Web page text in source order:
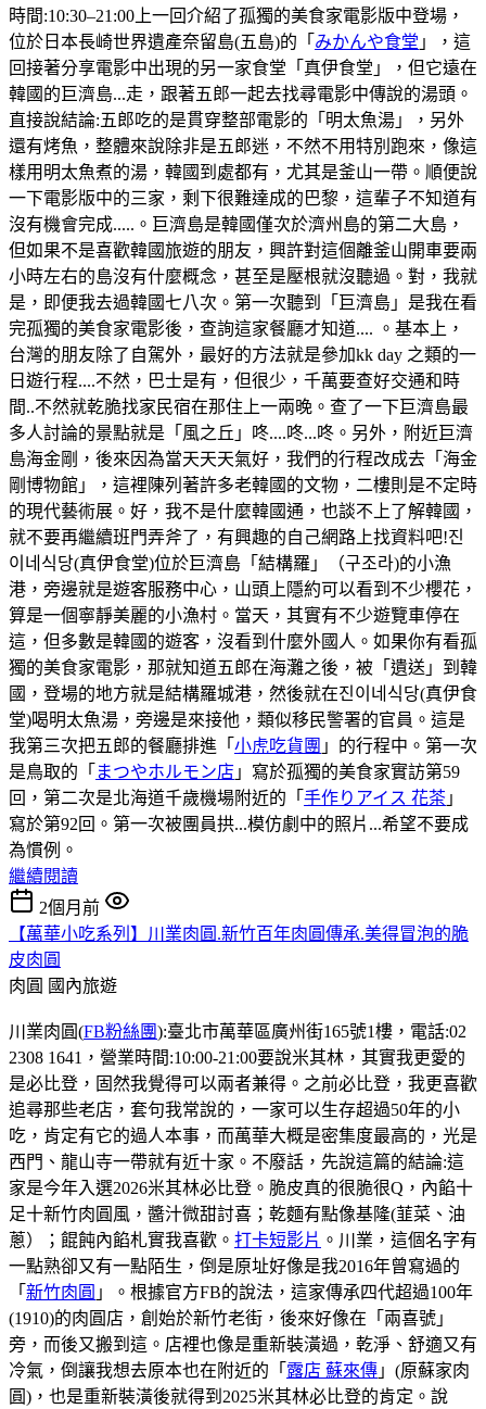
時間:10:30–21:00上一回介紹了孤獨的美食家電影版中登場，
位於日本長崎世界遺產奈留島(五島)的「 みかんや食堂 」，這
回接著分享電影中出現的另一家食堂「真伊食堂」，但它遠在
韓國的巨濟島...走，跟著五郎一起去找尋電影中傳說的湯頭。
直接說結論:五郎吃的是貫穿整部電影的「明太魚湯」，另外
還有烤魚，整體來說除非是五郎迷，不然不用特別跑來，像這
樣用明太魚煮的湯，韓國到處都有，尤其是釜山一帶。順便說
一下電影版中的三家，剩下很難達成的巴黎，這輩子不知道有
沒有機會完成.....。巨濟島是韓國僅次於濟州島的第二大島，
但如果不是喜歡韓國旅遊的朋友，興許對這個離釜山開車要兩
小時左右的島沒有什麼概念，甚至是壓根就沒聽過。對，我就
是，即便我去過韓國七八次。第一次聽到「巨濟島」是我在看
完孤獨的美食家電影後，查詢這家餐廳才知道.... 。基本上，
台灣的朋友除了自駕外，最好的方法就是參加kk day 之類的一
日遊行程....不然，巴士是有，但很少，千萬要查好交通和時
間..不然就乾脆找家民宿在那住上一兩晚。查了一下巨濟島最
多人討論的景點就是「風之丘」咚....咚...咚。另外，附近巨濟
島海金剛，後來因為當天天天氣好，我們的行程改成去「海金
剛博物館」，這裡陳列著許多老韓國的文物，二樓則是不定時
的現代藝術展。好，我不是什麼韓國通，也談不上了解韓國，
就不要再繼續班門弄斧了，有興趣的自己網路上找資料吧!진
이네식당(真伊食堂)位於巨濟島「結構羅」（구조라)的小漁
港，旁邊就是遊客服務中心，山頭上隱約可以看到不少櫻花，
算是一個寧靜美麗的小漁村。當天，其實有不少遊覽車停在
這，但多數是韓國的遊客，沒看到什麼外國人。如果你有看孤
獨的美食家電影，那就知道五郎在海灘之後，被「遺送」到韓
國，登場的地方就是結構羅城港，然後就在진이네식당(真伊食
堂)喝明太魚湯，旁邊是來接他，類似移民警署的官員。這是
我第三次把五郎的餐廳排進「 小虎吃貨團 」的行程中。第一次
是鳥取的「 まつやホルモン店 」寫於孤獨的美食家實訪第59
回，第二次是北海道千歲機場附近的「 手作りアイス 花茶 」
寫於第92回。第一次被團員拱...模仿劇中的照片...希望不要成
為慣例。
繼續閱讀
2個月前
【萬華小吃系列】川業肉圓.新竹百年肉圓傳承.美得冒泡的脆
皮肉圓
肉圓 國內旅遊
川業肉圓(FB粉絲團):臺北市萬華區廣州街165號1樓，電話:02
2308 1641，營業時間:10:00-21:00要說米其林，其實我更愛的
是必比登，固然我覺得可以兩者兼得。之前必比登，我更喜歡
追尋那些老店，套句我常說的，一家可以生存超過50年的小
吃，肯定有它的過人本事，而萬華大概是密集度最高的，光是
西門、龍山寺一帶就有近十家。不廢話，先說這篇的結論:這
家是今年入選2026米其林必比登。脆皮真的很脆很Q，內餡十
足十新竹肉圓風，醬汁微甜討喜；乾麵有點像基隆(韮菜、油
蔥）；餛飩內餡札實我喜歡。 打卡短影片 。川業，這個名字有
一點熟卻又有一點陌生，倒是原址好像是我2016年曾寫過的
「 新竹肉圓 」。根據官方FB的說法，這家傳承四代超過100年
(1910)的肉圓店，創始於新竹老街，後來好像在「兩喜號」
旁，而後又搬到這。店裡也像是重新裝潢過，乾淨、舒適又有
冷氣，倒讓我想去原本也在附近的「 露店 蘇來傳 」(原蘇家肉
圓)，也是重新裝潢後就得到2025米其林必比登的肯定。說